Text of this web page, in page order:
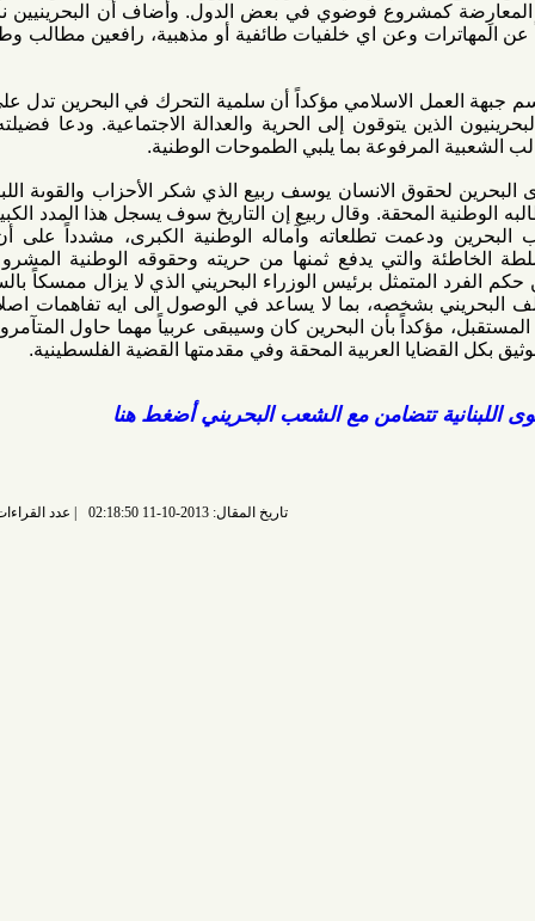
فوضوي في بعض الدول. وأضاف أن البحرينيين ناضلوا من
وعن اي خلفيات طائفية أو مذهبية، رافعين مطالب وطنية تصب
الاسلامي مؤكداً أن سلمية التحرك في البحرين تدل على درجات
يتوقون إلى الحرية والعدالة الاجتماعية. ودعا فضيلته السلطة
المرفوعة بما يلبي الطموحات الوطنية.
الانسان يوسف ربيع الذي شكر الأحزاب والقوىة اللبنانية على
وقال ربيع إن التاريخ سوف يسجل هذا المدد الكبير لبيروت
تطلعاته وآماله الوطنية الكبرى، مشدداً على أن الشعب
والتي يدفع ثمنها من حريته وحقوقه الوطنية المشروعة، داعياً
المتمثل برئيس الوزراء البحريني الذي لا يزال ممسكاً بالسلطة منذ
بشخصه، بما لا يساعد في الوصول الى ايه تفاهمات اصلاحية تلبي
بأن البحرين كان وسيبقى عربياً مهما حاول المتآمرون العبثت
العربية المحقة وفي مقدمتها القضية الفلسطينية.
تتضامن مع الشعب البحريني أضغط هنا
عدد القراءات: 6411 قراءة |